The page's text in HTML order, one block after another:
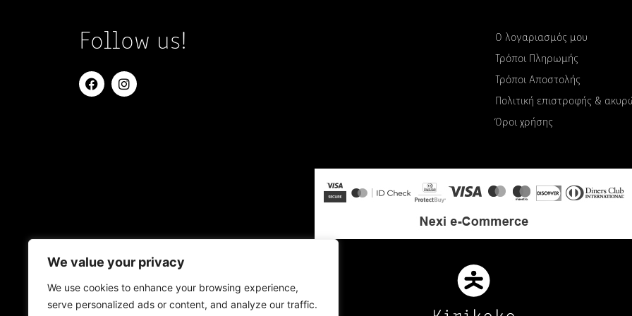
We value your privacy
We use cookies to enhance your browsing experience,
serve personalized ads or content, and analyze our traffic.
Follow us!
Ο λογαριασμός μου
Τρόποι Πληρωμής
Τρόποι Αποστολής
Πολιτική επιστροφής &
Όροι χρήσης